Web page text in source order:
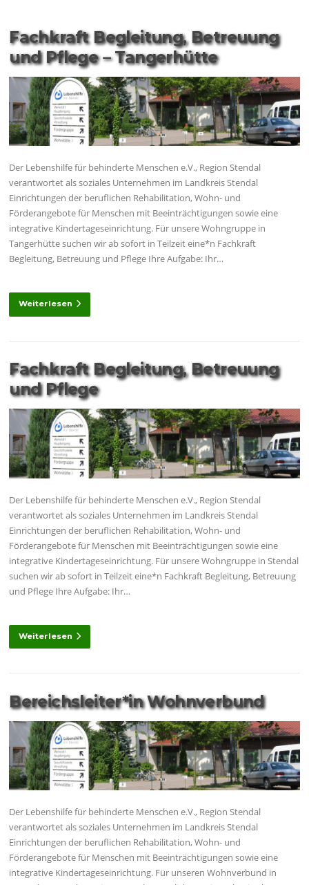
Fachkraft Begleitung, Betreuung
und Pflege – Tangerhütte
Der Lebenshilfe für behinderte Menschen e.V., Region Stendal
verantwortet als soziales Unternehmen im Landkreis Stendal
Einrichtungen der beruflichen Rehabilitation, Wohn- und
Förderangebote für Menschen mit Beeinträchtigungen sowie eine
integrative Kindertageseinrichtung. Für unsere Wohngruppe in
Tangerhütte suchen wir ab sofort in Teilzeit eine*n Fachkraft
Begleitung, Betreuung und Pflege Ihre Aufgabe: Ihr…
Weiterlesen
Fachkraft Begleitung, Betreuung
und Pflege
Der Lebenshilfe für behinderte Menschen e.V., Region Stendal
verantwortet als soziales Unternehmen im Landkreis Stendal
Einrichtungen der beruflichen Rehabilitation, Wohn- und
Förderangebote für Menschen mit Beeinträchtigungen sowie eine
integrative Kindertageseinrichtung. Für unsere Wohngruppe in Stendal
suchen wir ab sofort in Teilzeit eine*n Fachkraft Begleitung, Betreuung
und Pflege Ihre Aufgabe: Ihr…
Weiterlesen
Bereichsleiter*in Wohnverbund
Der Lebenshilfe für behinderte Menschen e.V., Region Stendal
verantwortet als soziales Unternehmen im Landkreis Stendal
Einrichtungen der beruflichen Rehabilitation, Wohn- und
Förderangebote für Menschen mit Beeinträchtigungen sowie eine
integrative Kindertageseinrichtung. Für unseren Wohnverbund in